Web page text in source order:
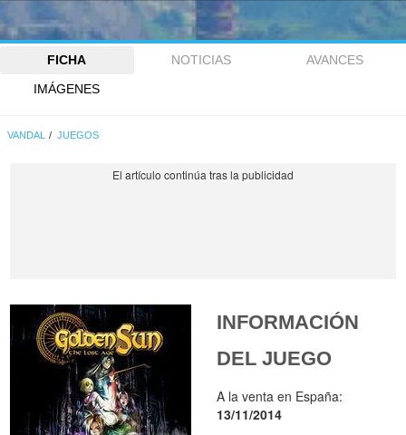
FICHA NOTICIAS
AVANCES
IMÁGENES
VANDAL JUEGOS
INFORMACIÓN
DEL JUEGO
A la venta en España:
13/11/2014